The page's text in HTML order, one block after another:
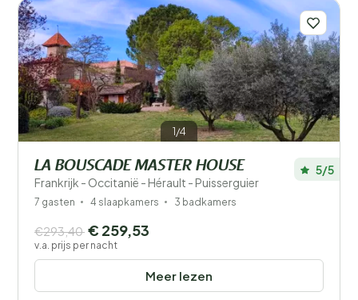
1/4
LA BOUSCADE MASTER HOUSE
Frankrijk - Occitanië - Hérault - Puisserguier
5/5
7 gasten 4 slaapkamers 3 badkamers
Meer lezen
€293,40 € 259,53
v.a. prijs per nacht